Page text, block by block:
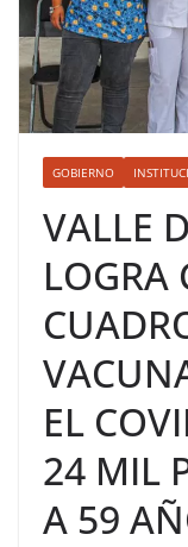
GOBIERNO
VALLE
LOGRA
EL
24 MIL
A 59